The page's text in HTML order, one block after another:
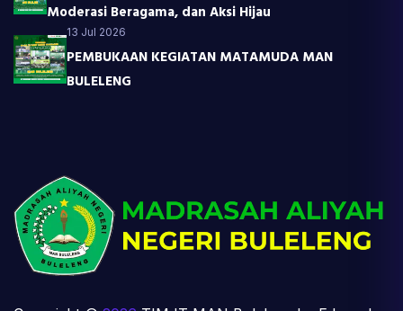
Moderasi Beragama, dan Aksi Hijau
13 Jul 2026
PEMBUKAAN KEGIATAN MATAMUDA MAN
BULELENG